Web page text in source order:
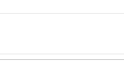
視点で、お金の知識がない方でも理解でき